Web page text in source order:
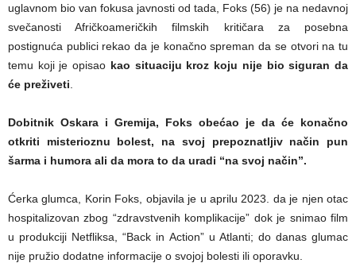
uglavnom bio van fokusa javnosti od tada, Foks (56) je na nedavnoj
svečanosti Afričkoameričkih filmskih kritičara za posebna
postignuća publici rekao da je konačno spreman da se otvori na tu
temu koji je opisao kao situaciju kroz koju nije bio siguran da
će preživeti
Dobitnik Oskara i Gremija, Foks obećao je da će konačno
otkriti misterioznu bolest, na svoj prepoznatljiv način pun
šarma i humora ali da mora to da uradi “na svoj način”.
Ćerka glumca, Korin Foks, objavila je u aprilu 2023. da je njen otac
hospitalizovan zbog “zdravstvenih komplikacije” dok je snimao film
u produkciji Netfliksa, “Back in Action” u Atlanti; do danas glumac
nije pružio dodatne informacije o svojoj bolesti ili oporavku.